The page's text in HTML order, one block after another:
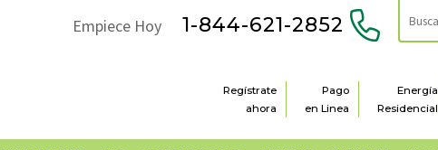
Empiece Hoy 1-844-621-2852
Energía
Residencial
Pago
en Linea
Regístrate
ahora